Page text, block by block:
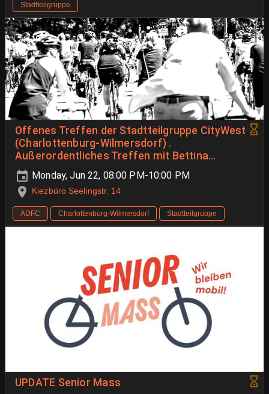
Stadtteilgruppe
Offenes Treffen der Stadtteilgruppe CityWest
(Charlottenburg-Wilmersdorf) .
Außerordentliches Treffen mit Bettina
Jarasch.
Monday, Jun 22, 08:00 PM-10:00 PM
Kiezbüro Seelingstr. 14
ADFC Charlottenburg-Wilmersdorf Stadtteilgruppe
UPDATE Senior Mass